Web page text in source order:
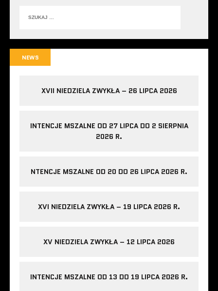
NEWS
XVII NIEDZIELA ZWYKŁA – 26 LIPCA 2026
INTENCJE MSZALNE OD 27 LIPCA DO 2 SIERPNIA
2026 R.
NTENCJE MSZALNE OD 20 DO 26 LIPCA 2026 R.
XVI NIEDZIELA ZWYKŁA – 19 LIPCA 2026 R.
XV NIEDZIELA ZWYKŁA – 12 LIPCA 2026
INTENCJE MSZALNE OD 13 DO 19 LIPCA 2026 R.